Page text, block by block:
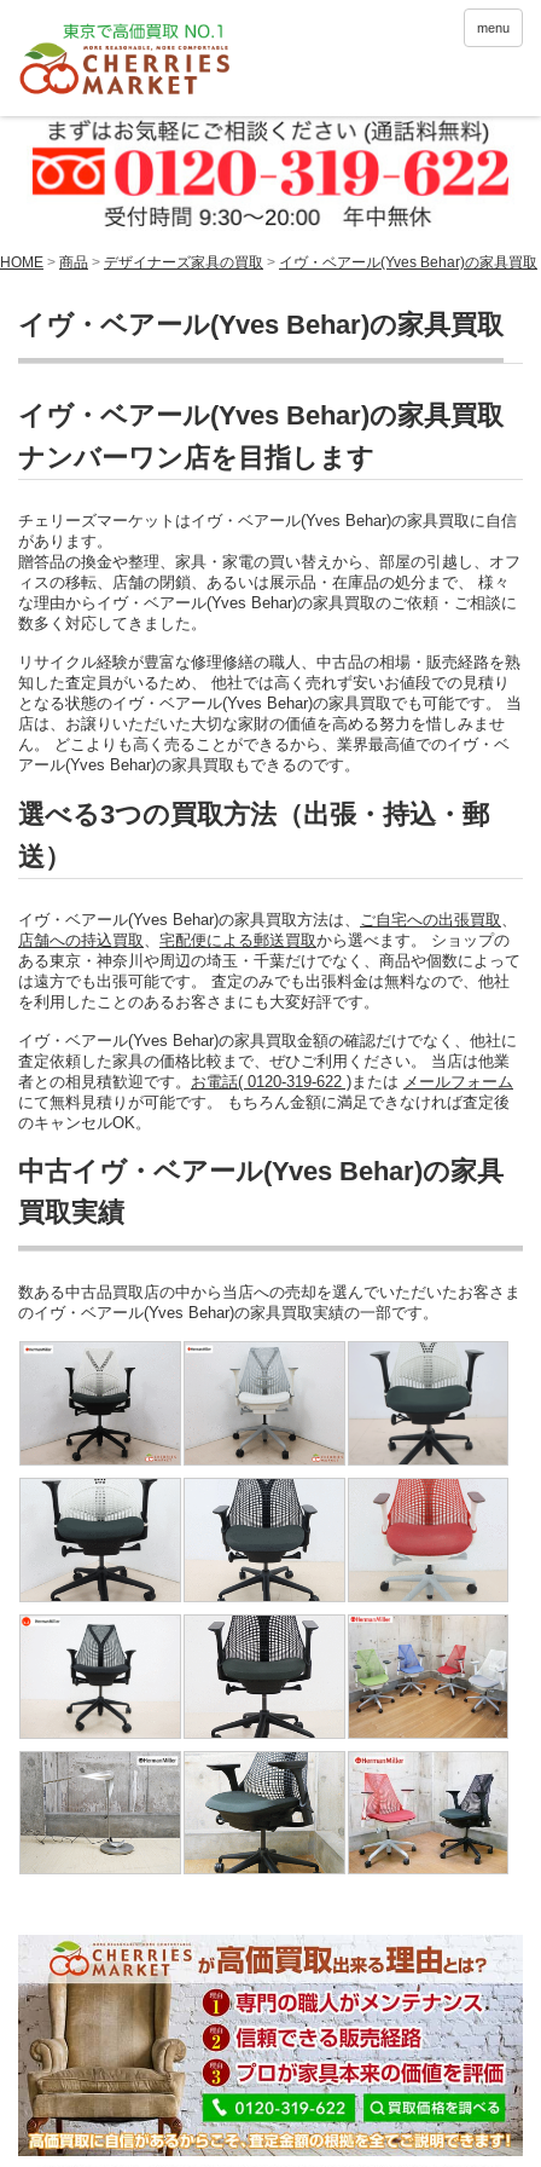
menu
HOME > 商品 > デザイナーズ家具の買取 > イヴ・ベアール(Yves Behar)の家具買取
イヴ・ベアール(Yves Behar)の家具買取
イヴ・ベアール(Yves Behar)の家具買取
ナンバーワン店を目指します
チェリーズマーケットはイヴ・ベアール(Yves Behar)の家具買取に自信
があります。
贈答品の換金や整理、家具・家電の買い替えから、部屋の引越し、オフ
ィスの移転、店舗の閉鎖、あるいは展示品・在庫品の処分まで、 様々
な理由からイヴ・ベアール(Yves Behar)の家具買取のご依頼・ご相談に
数多く対応してきました。
リサイクル経験が豊富な修理修繕の職人、中古品の相場・販売経路を熟
知した査定員がいるため、 他社では高く売れず安いお値段での見積り
となる状態のイヴ・ベアール(Yves Behar)の家具買取でも可能です。 当
店は、お譲りいただいた大切な家財の価値を高める努力を惜しみませ
ん。 どこよりも高く売ることができるから、業界最高値でのイヴ・ベ
アール(Yves Behar)の家具買取もできるのです。
選べる3つの買取方法（出張・持込・郵
送）
イヴ・ベアール(Yves Behar)の家具買取方法は、 ご自宅への出張買取
店舗への持込買取
宅配便による郵送買取から選べます。 ショップの
ある東京・神奈川や周辺の埼玉・千葉だけでなく、商品や個数によって
は遠方でも出張可能です。 査定のみでも出張料金は無料なので、他社
を利用したことのあるお客さまにも大変好評です。
イヴ・ベアール(Yves Behar)の家具買取金額の確認だけでなく、他社に
査定依頼した家具の価格比較まで、ぜひご利用ください。 当店は他業
者との相見積歓迎です。 お電話( 0120-319-622 ) または メールフォーム
にて無料見積りが可能です。 もちろん金額に満足できなければ査定後
のキャンセルOK。
中古イヴ・ベアール(Yves Behar)の家具
買取実績
数ある中古品買取店の中から当店への売却を選んでいただいたお客さま
のイヴ・ベアール(Yves Behar)の家具買取実績の一部です。